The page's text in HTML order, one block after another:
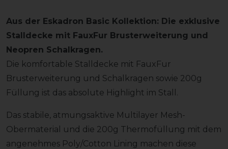
Aus der Eskadron Basic Kollektion: Die exklusive
Stalldecke mit FauxFur Brusterweiterung und
Neopren Schalkragen.
Die komfortable Stalldecke mit FauxFur
Brusterweiterung und Schalkragen sowie 200g
Füllung ist das absolute Highlight im Stall.
Das stabile, atmungsaktive Multilayer Mesh-
Obermaterial und die 200g Thermofüllung mit dem
angenehmes Poly/Cotton Lining machen diese